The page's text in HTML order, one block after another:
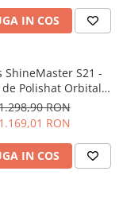
IN COS
ShineMaster S21 -
Polishat Orbitală
(21mm)RON
1.169,01 RON
IN COS